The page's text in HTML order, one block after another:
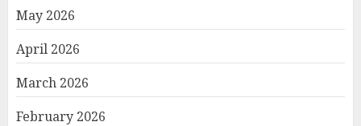
May 2026
April 2026
March 2026
February 2026